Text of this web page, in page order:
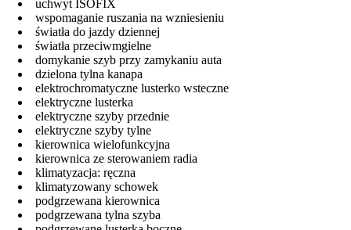
uchwyt ISOFIX
wspomaganie ruszania na wzniesieniu
światła do jazdy dziennej
światła przeciwmgielne
domykanie szyb przy zamykaniu auta
dzielona tylna kanapa
elektrochromatyczne lusterko wsteczne
elektryczne lusterka
elektryczne szyby przednie
elektryczne szyby tylne
kierownica wielofunkcyjna
kierownica ze sterowaniem radia
klimatyzacja: ręczna
klimatyzowany schowek
podgrzewana kierownica
podgrzewana tylna szyba